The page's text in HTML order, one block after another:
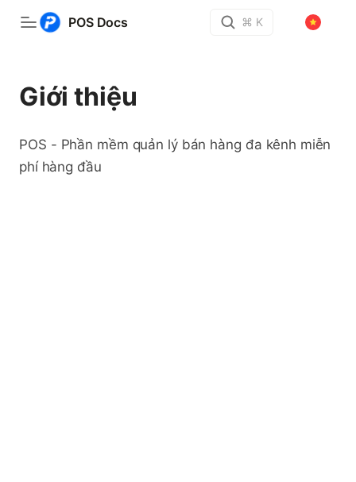
POS Docs ⌘ K
Giới thiệu
POS - Phần mềm quản lý bán hàng đa kênh miễn
phí hàng đầu